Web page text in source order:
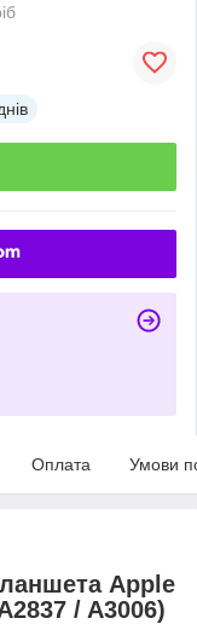
Оплата Умови
Apple
/ A3006)